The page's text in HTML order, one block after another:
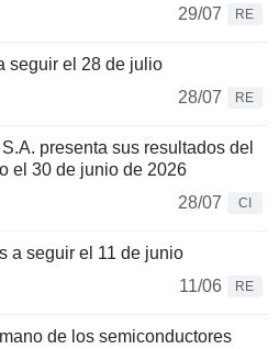
29/07
RE
seguir el 28 de julio
28/07
RE
presenta sus resultados del
el 30 de junio de 2026
28/07
CI
a seguir el 11 de junio
11/06
RE
de los semiconductores